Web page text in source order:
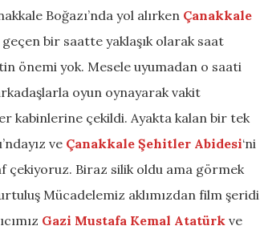
Boğazı’nda yol alırken Çanakkale
geçen bir saatte yaklaşık olarak saat
önemi yok. Mesele uyumadan o saati
oyun oynayarak vakit
kabinlerine çekildi. Ayakta kalan bir tek
ve Çanakkale Şehitler Abidesi‘ni
Biraz silik oldu ama görmek
Mücadelemiz aklımızdan film şeridi
Gazi Mustafa Kemal Atatürk ve